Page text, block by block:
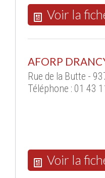
Voir la
AFORP
Rue de la Butte -
Téléphone : 01 43
Voir la